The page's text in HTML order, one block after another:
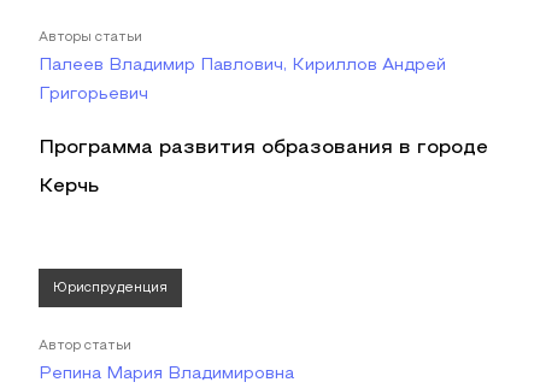
Авторы статьи
Палеев Владимир Павлович, Кириллов Андрей
Григорьевич
Программа развития образования в городе
Керчь
Юриспруденция
Автор статьи
Репина Мария Владимировна